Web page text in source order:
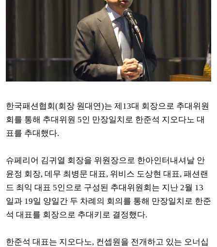
한국패션협회(회장 원대연)는 제13대 회장으로 추대위원
회를 통해 추대위원 5인 만장일치로 한준석 지오다노 대
표를 추대했다.
슈페리어 김귀열 회장을 위원장으로 한아인터내셔날 안
윤정 회장, 데무 최병문 대표, 위비스 도상현 대표, 패션랜
드 최익 대표 5인으로 구성된 추대위원회는 지난 2월 13
일과 19일 양일간 두 차례의 회의를 통해 만장일치로 한준
석 대표를 회장으로 추대키로 결정했다.
한준석 대표는 지오다노, 컨셉원을 전개하고 있는 오너십